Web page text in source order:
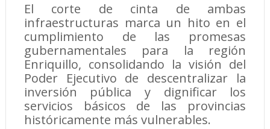
El corte de cinta de ambas
infraestructuras marca un hito en el
cumplimiento de las promesas
gubernamentales para la región
Enriquillo, consolidando la visión del
Poder Ejecutivo de descentralizar la
inversión pública y dignificar los
servicios básicos de las provincias
históricamente más vulnerables.